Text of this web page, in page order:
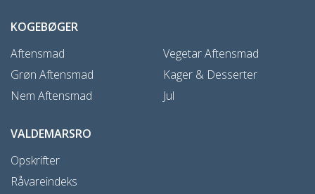
KOGEBØGER
Aftensmad
Grøn Aftensmad
Nem Aftensmad
Vegetar Aftensmad
Kager & Desserter
Jul
VALDEMARSRO
Opskrifter
Råvareindeks